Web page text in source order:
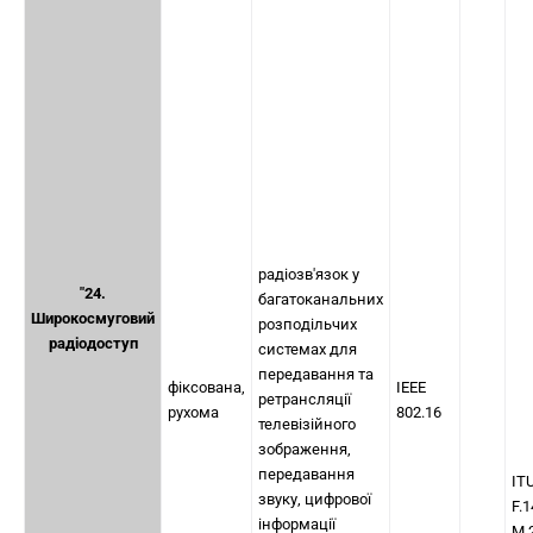
"24.
Широкосмуговий
радіодоступ
фіксована,
рухома
радіозв'язок у
багатоканальних
розподільчих
системах для
передавання та
ретрансляції
телевізійного
зображення,
передавання
звуку, цифрової
інформації
IEEE
802.16